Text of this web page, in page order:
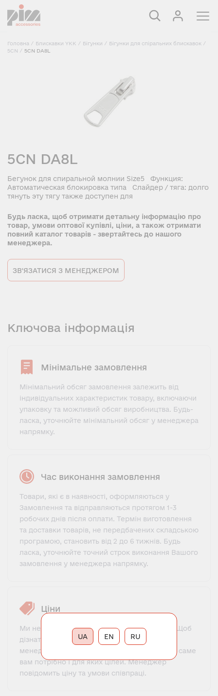
Головна / Блискавки YKK / Бігунки / Бігунки для спіральних блискавок /
5CN / 5CN DA8L
5CN DA8L
Бегунок для спиральной молнии Size5 Функция:
Автоматическая блокировка типа Слайдер / тяга: долго
тянуть эту тягу также доступен для
Будь ласка, щоб отримати детальну інформацію про
товар, умови оптової купівлі, ціни, а також отримати
повний каталог товарів - звертайтесь до нашого
менеджера.
ЗВ'ЯЗАТИСЯ З МЕНЕДЖЕРОМ
Ключова інформація
Мінімальне замовлення
Мінімальний обсяг замовлення залежить від
індивідуальних характеристик товару, включаючи
упаковку та можливий обсяг виробництва. Будь-
ласка, уточнюйте мінімальний обсяг у менеджера
напрямку.
Час виконання замовлення
Товари, які є в наявності, оформляються у
Замовлення та відправляються протягом 1-3
робочих днів після оплати. Термін виготовлення
та доставки товарів, не передбачених складською
програмою, становить від 2 до 6 тижнів. Будь
ласка, уточнюйте точний строк виконання Вашого
замовлення у менеджера напрямку.
Ціни
Ми не пропонуємо фіксований прайс-лист. Щоб
дізнатися ціну, потрібно зв'язатися з нашим
менеджером, познайомитися, пояснити, що саме
вам потрібно і для яких цілей. Менеджер
повідомить ціну та умови співпраці.
RU
UA EN